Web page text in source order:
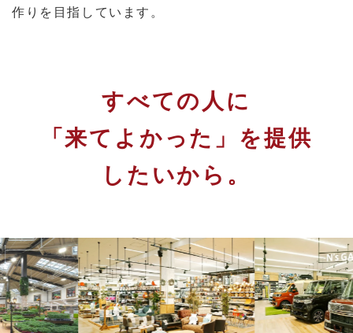
作りを目指しています。
すべての人に
「来てよかった」を提供
したいから。